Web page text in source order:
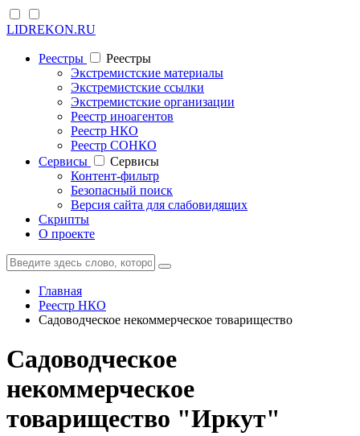
LIDREKON.RU
Реестры
Реестры
Экстремистские материалы
Экстремистские ссылки
Экстремистские организации
Реестр иноагентов
Реестр НКО
Реестр СОНКО
Cервисы
Cервисы
Контент-фильтр
Безопасный поиск
Версия сайта для слабовидящих
Скрипты
О проекте
Главная
Реестр НКО
Садоводческое некоммерческое товарищество
Садоводческое
некоммерческое
товарищество "Иркут"